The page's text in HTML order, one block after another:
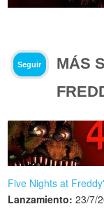
Seguir
MÁS
Five Nights at
Lanzamiento: 23/7/